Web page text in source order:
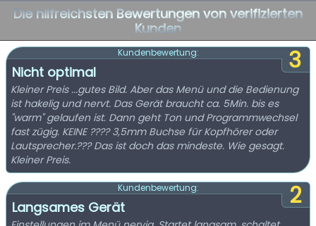
Die hilfreichsten Bewertungen von verifizierten
Kunden
3
Kundenbewertung:
Nicht optimal
Kleiner Preis ...gutes Bild. Aber das Menü und die Bedienung
ist hakelig und nervt. Das Gerät braucht ca. 5Min. bis es
"warm" gelaufen ist. Dann geht Ton und Programmwechsel
fast zügig. KEINE ???? 3,5mm Buchse für Kopfhörer oder
Lautsprecher.??? Das ist doch das mindeste. Wie gesagt.
Kleiner Preis.
2
Kundenbewertung:
Langsames Gerät